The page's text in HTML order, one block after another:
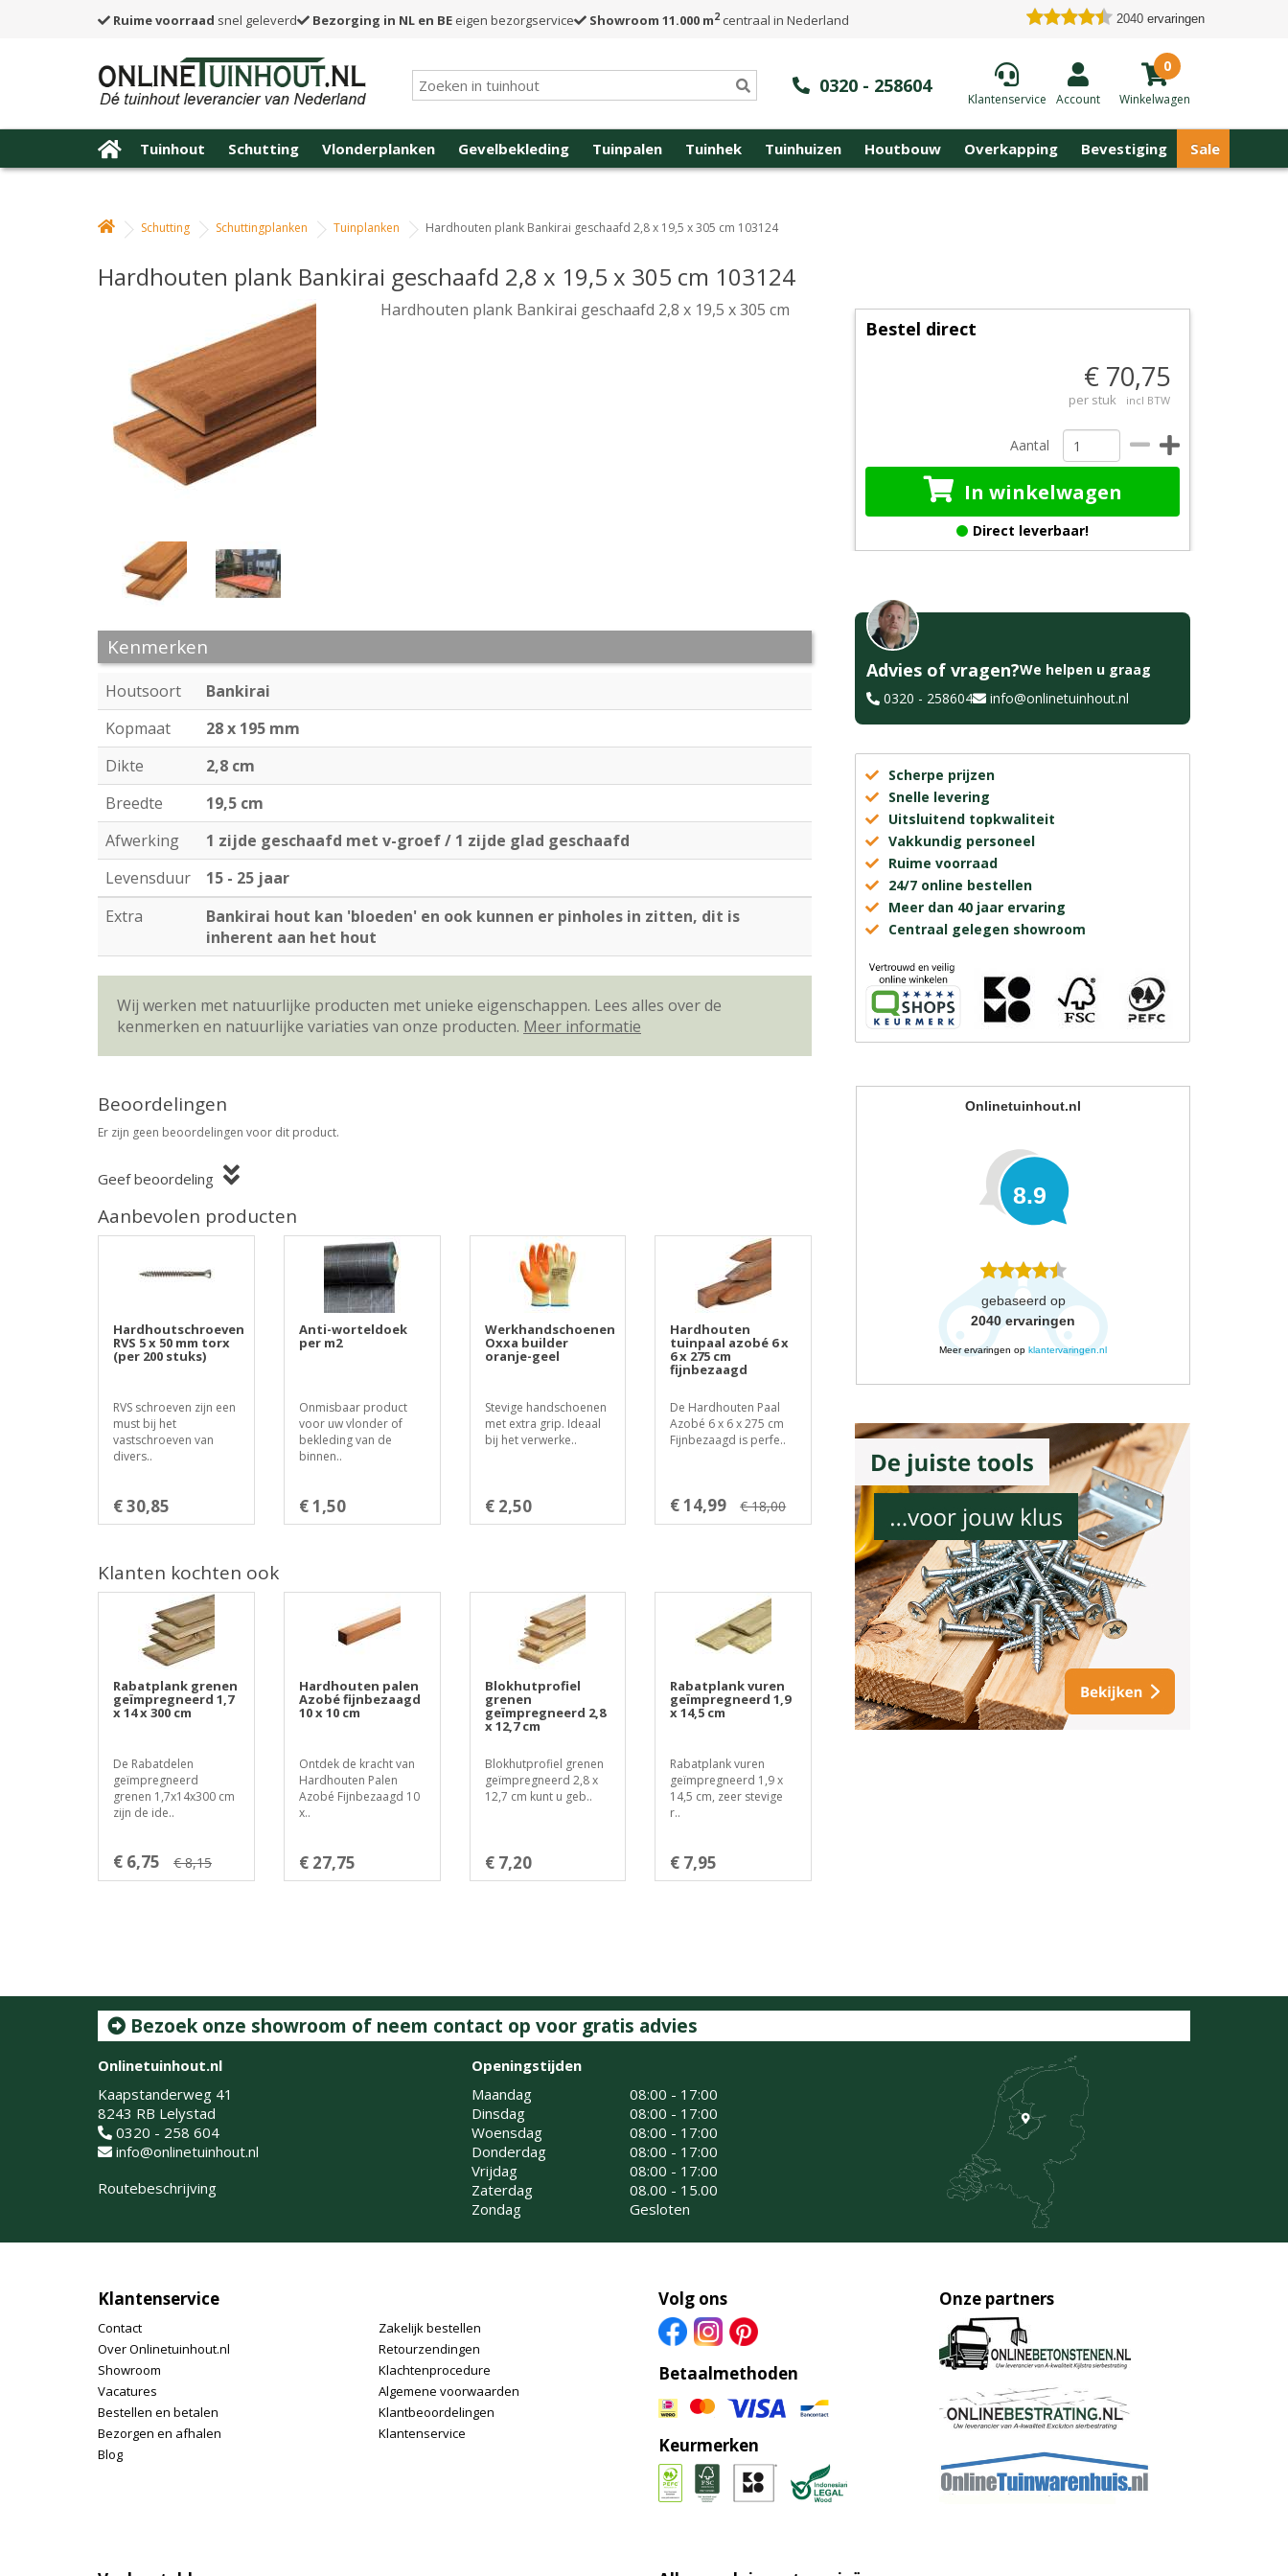
Ruime voorraad snel geleverd Bezorging in NL en BE eigen bezorgservice Showroom 11.000 m2centraal in Nederland 2040 ervaringen
0320 - 258604
Klantenservice Account
0
Winkelwagen
Tuinhout Schutting Vlonderplanken Gevelbekleding Tuinpalen Tuinhek Tuinhuizen Houtbouw Overkapping Bevestiging Sale
Schutting Schuttingplanken Tuinplanken Hardhouten plank Bankirai geschaafd 2,8 x 19,5 x 305 cm 103124
Hardhouten plank Bankirai geschaafd 2,8 x 19,5 x 305 cm 103124
Hardhouten plank Bankirai geschaafd 2,8 x 19,5 x 305 cm
Kenmerken
Houtsoort
Bankirai
Kopmaat
28 x 195 mm
Dikte
2,8 cm
Breedte
19,5 cm
Afwerking
1 zijde geschaafd met v-groef / 1 zijde glad geschaafd
Levensduur
15 - 25 jaar
Extra
Bankirai hout kan 'bloeden' en ook kunnen er pinholes in zitten, dit is
inherent aan het hout
Wij werken met natuurlijke producten met unieke eigenschappen. Lees alles over de
kenmerken en natuurlijke variaties van onze producten. Meer informatie
Beoordelingen
Er zijn geen beoordelingen voor dit product.
Geef beoordeling
Aanbevolen producten
Hardhoutschroeven
RVS 5 x 50 mm torx
(per 200 stuks)
RVS schroeven zijn een
must bij het
vastschroeven van
divers..
€ 30,85
Anti-worteldoek
per m2
Onmisbaar product
voor uw vlonder of
bekleding van de
binnen..
€ 1,50
Werkhandschoenen
Oxxa builder
oranje-geel
Stevige handschoenen
met extra grip. Ideaal
bij het verwerke..
€ 2,50
Hardhouten
tuinpaal azobé 6 x
6 x 275 cm
fijnbezaagd
De Hardhouten Paal
Azobé 6 x 6 x 275 cm
Fijnbezaagd is perfe..
€ 14,99 € 18,00
Klanten kochten ook
Rabatplank grenen
geïmpregneerd 1,7
x 14 x 300 cm
De Rabatdelen
geïmpregneerd
grenen 1,7x14x300 cm
zijn de ide..
€ 6,75 € 8,15
Hardhouten palen
Azobé fijnbezaagd
10 x 10 cm
Ontdek de kracht van
Hardhouten Palen
Azobé Fijnbezaagd 10
x..
€ 27,75
Blokhutprofiel
grenen
geïmpregneerd 2,8
x 12,7 cm
Blokhutprofiel grenen
geïmpregneerd 2,8 x
12,7 cm kunt u geb..
€ 7,20
Rabatplank vuren
geïmpregneerd 1,9
x 14,5 cm
Rabatplank vuren
geïmpregneerd 1,9 x
14,5 cm, zeer stevige
r..
€ 7,95
Bestel direct
€ 70,75
per stuk incl BTW
Aantal
In winkelwagen
Direct leverbaar!
Advies of vragen?We helpen u graag
0320 - 258604
info@onlinetuinhout.nl
Scherpe prijzen
Snelle levering
Uitsluitend topkwaliteit
Vakkundig personeel
Ruime voorraad
24/7 online bestellen
Meer dan 40 jaar ervaring
Centraal gelegen showroom
Onlinetuinhout.nl
8.9
gebaseerd op
2040 ervaringen
Meer ervaringen op klantervaringen.nl
Bezoek onze showroom of neem contact op voor gratis advies
Onlinetuinhout.nl
Kaapstanderweg 41
8243 RB Lelystad
0320 - 258 604
info@onlinetuinhout.nl
Routebeschrijving
Openingstijden
Maandag
08:00 - 17:00
Dinsdag
08:00 - 17:00
Woensdag
08:00 - 17:00
Donderdag
08:00 - 17:00
Vrijdag
08:00 - 17:00
Zaterdag
08.00 - 15.00
Zondag
Gesloten
Klantenservice
Contact
Over Onlinetuinhout.nl
Showroom
Vacatures
Bestellen en betalen
Bezorgen en afhalen
Blog
Zakelijk bestellen
Retourzendingen
Klachtenprocedure
Algemene voorwaarden
Klantbeoordelingen
Klantenservice
Volg ons
Betaalmethoden
Keurmerken
Onze partners